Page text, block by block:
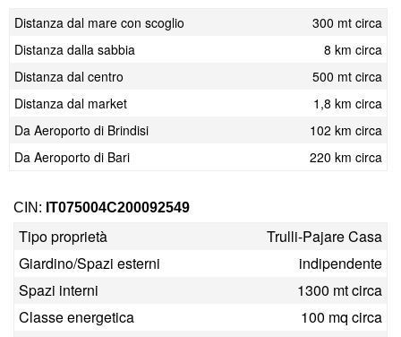
Distanza dal mare con scoglio
300 mt circa
Distanza dalla sabbia
8 km circa
Distanza dal centro
500 mt circa
Distanza dal market
1,8 km circa
Da Aeroporto di Brindisi
102 km circa
Da Aeroporto di Bari
220 km circa
CIN: IT075004C200092549
Tipo proprietà
Trulli-Pajare Casa
indipendente
Giardino/Spazi esterni
1300 mt circa
Spazi interni
100 mq circa
Classe energetica